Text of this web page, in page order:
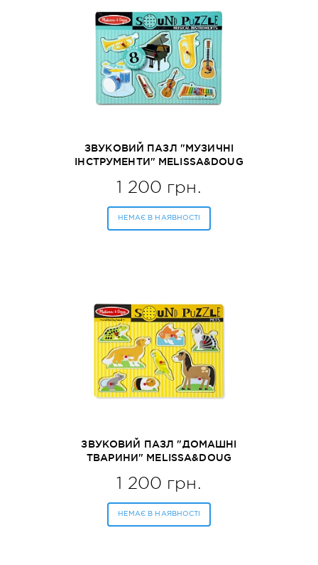
ЗВУКОВИЙ ПАЗЛ "МУЗИЧНІ
ІНСТРУМЕНТИ" MELISSA&DOUG
1 200 грн.
НЕМАЄ В НАЯВНОСТІ
ЗВУКОВИЙ ПАЗЛ "ДОМАШНІ
ТВАРИНИ" MELISSA&DOUG
1 200 грн.
НЕМАЄ В НАЯВНОСТІ